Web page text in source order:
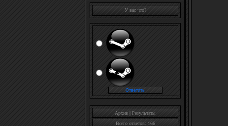
У вас что?
Архив | Результаты
Всего ответов: 166